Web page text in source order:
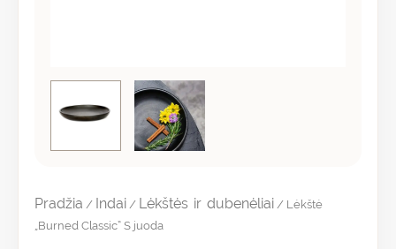
Pradžia / Indai / Lėkštės ir dubenėliai / Lėkštė
„Burned Classic” S juoda